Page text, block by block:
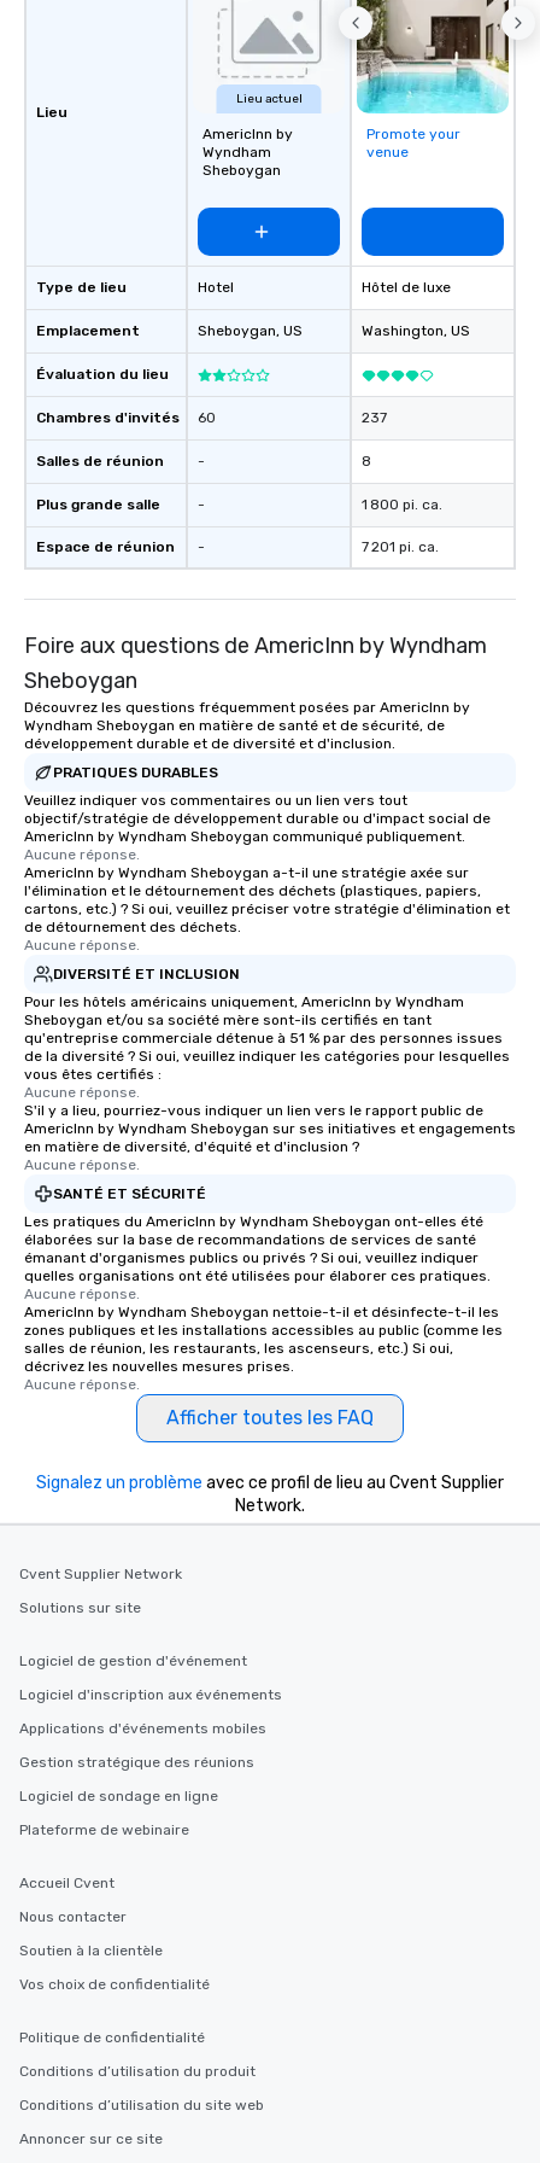
Lieu
Type de lieu
Emplacement
Évaluation du lieu
Chambres d'invités
Salles de réunion
Plus grande salle
Espace de réunion
Lieu actuel
AmericInn by
Wyndham
Sheboygan
Hotel
Sheboygan, US
60
-
-
-
Promote your
venue
Hôtel de luxe
Washington, US
237
8
1 800 pi. ca.
7 201 pi. ca.
Foire aux questions de AmericInn by Wyndham
Sheboygan
Découvrez les questions fréquemment posées par AmericInn by
Wyndham Sheboygan en matière de santé et de sécurité, de
développement durable et de diversité et d'inclusion.
PRATIQUES DURABLES
Veuillez indiquer vos commentaires ou un lien vers tout
objectif/stratégie de développement durable ou d'impact social de
AmericInn by Wyndham Sheboygan communiqué publiquement.
Aucune réponse.
AmericInn by Wyndham Sheboygan a-t-il une stratégie axée sur
l'élimination et le détournement des déchets (plastiques, papiers,
cartons, etc.) ? Si oui, veuillez préciser votre stratégie d'élimination et
de détournement des déchets.
Aucune réponse.
DIVERSITÉ ET INCLUSION
Pour les hôtels américains uniquement, AmericInn by Wyndham
Sheboygan et/ou sa société mère sont-ils certifiés en tant
qu'entreprise commerciale détenue à 51 % par des personnes issues
de la diversité ? Si oui, veuillez indiquer les catégories pour lesquelles
vous êtes certifiés :
Aucune réponse.
S'il y a lieu, pourriez-vous indiquer un lien vers le rapport public de
AmericInn by Wyndham Sheboygan sur ses initiatives et engagements
en matière de diversité, d'équité et d'inclusion ?
Aucune réponse.
SANTÉ ET SÉCURITÉ
Les pratiques du AmericInn by Wyndham Sheboygan ont-elles été
élaborées sur la base de recommandations de services de santé
émanant d'organismes publics ou privés ? Si oui, veuillez indiquer
quelles organisations ont été utilisées pour élaborer ces pratiques.
Aucune réponse.
AmericInn by Wyndham Sheboygan nettoie-t-il et désinfecte-t-il les
zones publiques et les installations accessibles au public (comme les
salles de réunion, les restaurants, les ascenseurs, etc.) Si oui,
décrivez les nouvelles mesures prises.
Aucune réponse.
Afficher toutes les FAQ
Signalez un problème avec ce profil de lieu au Cvent Supplier
Network.
Cvent Supplier Network
Solutions sur site
Logiciel de gestion d'événement
Logiciel d'inscription aux événements
Applications d'événements mobiles
Gestion stratégique des réunions
Logiciel de sondage en ligne
Plateforme de webinaire
Accueil Cvent
Nous contacter
Soutien à la clientèle
Vos choix de confidentialité
Politique de confidentialité
Conditions d’utilisation du produit
Conditions d’utilisation du site web
Annoncer sur ce site